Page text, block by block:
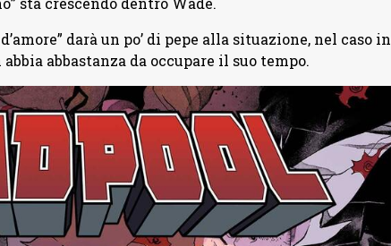
darà un po’ di pepe alla situazione, nel caso in
abbastanza da occupare il suo tempo.